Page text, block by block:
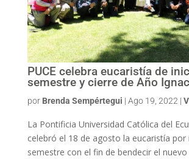
PUCE celebra eucaristía de
semestre y cierre de Año
por Brenda Sempértegui | Ago 19, 2022 |
La Pontificia Universidad Católica del
celebró el 18 de agosto la eucaristía por
semestre con el fin de bendecir el